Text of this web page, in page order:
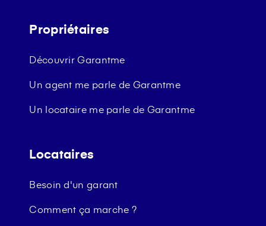
Propriétaires
Découvrir Garantme
Un agent me parle de Garantme
Un locataire me parle de Garantme
Locataires
Besoin d'un garant
Comment ça marche ?